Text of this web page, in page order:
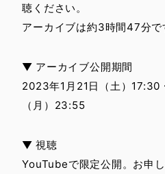
聴ください。
アーカイブは約3時間47分で
▼ アーカイブ公開期間
2023年1月21日（土）
（月）23:55
▼ 視聴
YouTubeで限定公開。お申